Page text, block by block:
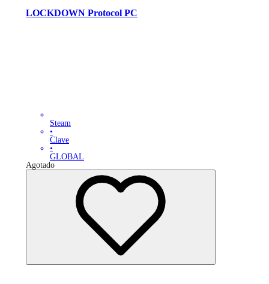
LOCKDOWN Protocol PC
Steam
•
Clave
•
GLOBAL
Agotado